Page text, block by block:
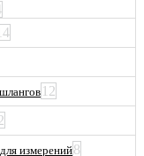
12
измерений8